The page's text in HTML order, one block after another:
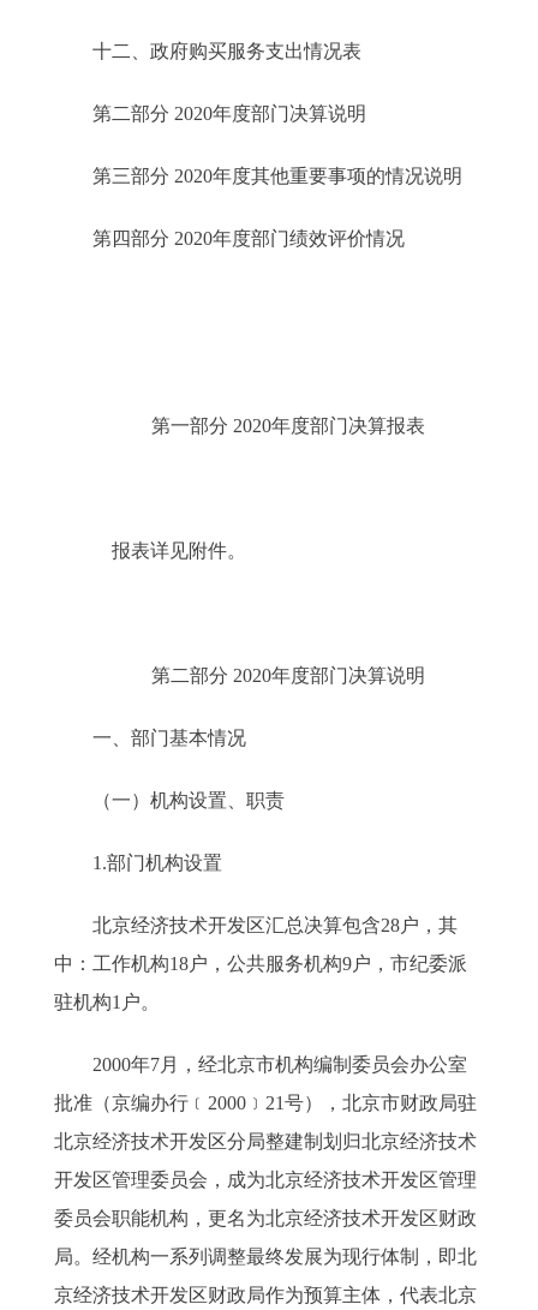
十二、政府购买服务支出情况表
第二部分 2020年度部门决算说明
第三部分 2020年度其他重要事项的情况说明
第四部分 2020年度部门绩效评价情况
第一部分 2020年度部门决算报表
报表详见附件。
第二部分 2020年度部门决算说明
一、部门基本情况
（一）机构设置、职责
1.部门机构设置
北京经济技术开发区汇总决算包含28户，其
中：工作机构18户，公共服务机构9户，市纪委派
驻机构1户。
2000年7月，经北京市机构编制委员会办公室
批准（京编办行﹝2000﹞21号），北京市财政局驻
北京经济技术开发区分局整建制划归北京经济技术
开发区管理委员会，成为北京经济技术开发区管理
委员会职能机构，更名为北京经济技术开发区财政
局。经机构一系列调整最终发展为现行体制，即北
京经济技术开发区财政局作为预算主体，代表北京